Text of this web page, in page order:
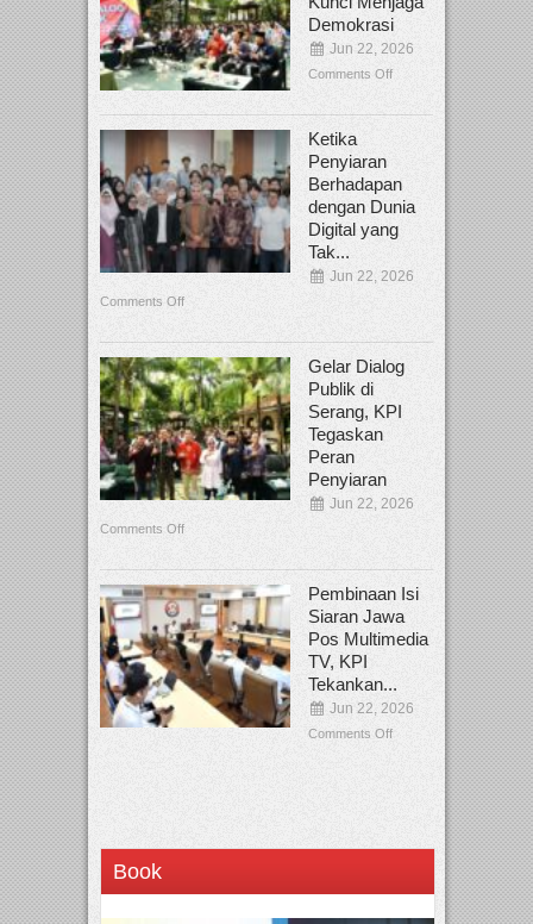
Demokrasi
Jun 22, 2026
Comments Off
Ketika
Penyiaran
Berhadapan
dengan Dunia
Digital yang
Tak...
Jun 22, 2026
Comments Off
Gelar Dialog
Publik di
Serang, KPI
Tegaskan
Peran
Penyiaran
Jun 22, 2026
Comments Off
Pembinaan Isi
Siaran Jawa
Pos Multimedia
TV, KPI
Tekankan...
Jun 22, 2026
Comments Off
Book